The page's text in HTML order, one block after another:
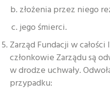
złożenia przez niego
jego śmierci.
Zarząd Fundacji w
członkowie Zarządu są
w drodze uchwały.
przypadku: